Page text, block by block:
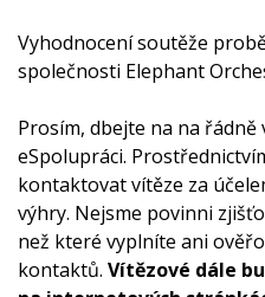
Vyhodnocení soutěže
společnosti Elephant
Prosím, dbejte na na
eSpolupráci.
kontaktovat vítěze za
výhry. Nejsme povinni
než které vyplníte ani
kontaktů. Vítězové dále